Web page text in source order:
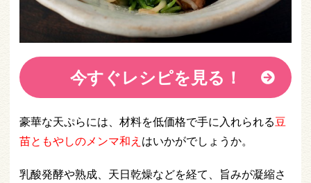
今すぐレシピを見る！
豪華な天ぷらには、材料を低価格で手に入れられる豆
苗ともやしのメンマ和え はいかがでしょうか。
乳酸発酵や熟成、天日乾燥などを経て、旨みが凝縮さ